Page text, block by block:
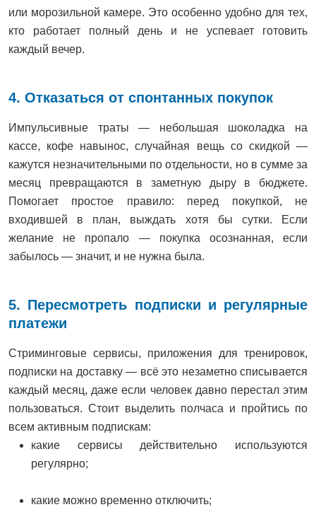
или морозильной камере. Это особенно удобно для тех,
кто работает полный день и не успевает готовить
каждый вечер.
4. Отказаться от спонтанных покупок
Импульсивные траты — небольшая шоколадка на
кассе, кофе навынос, случайная вещь со скидкой —
кажутся незначительными по отдельности, но в сумме за
месяц превращаются в заметную дыру в бюджете.
Помогает простое правило: перед покупкой, не
входившей в план, выждать хотя бы сутки. Если
желание не пропало — покупка осознанная, если
забылось — значит, и не нужна была.
5. Пересмотреть подписки и регулярные
платежи
Стриминговые сервисы, приложения для тренировок,
подписки на доставку — всё это незаметно списывается
каждый месяц, даже если человек давно перестал этим
пользоваться. Стоит выделить полчаса и пройтись по
всем активным подпискам:
какие сервисы действительно используются
регулярно;
какие можно временно отключить;